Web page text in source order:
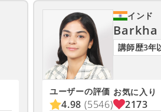
インド
Barkha
講師歴3年
ユーザーの評価
4.98 (5546)
お気に入り
2173